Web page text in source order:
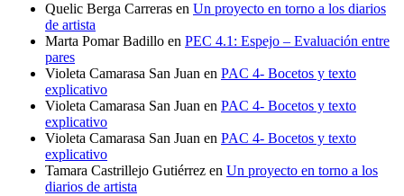
Quelic Berga Carreras en Un proyecto en torno a los diarios
de artista
Marta Pomar Badillo en PEC 4.1: Espejo – Evaluación entre
pares
Violeta Camarasa San Juan en PAC 4- Bocetos y texto
explicativo
Violeta Camarasa San Juan en PAC 4- Bocetos y texto
explicativo
Violeta Camarasa San Juan en PAC 4- Bocetos y texto
explicativo
Tamara Castrillejo Gutiérrez en Un proyecto en torno a los
diarios de artista